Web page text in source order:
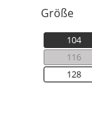
Größe
104
116
128